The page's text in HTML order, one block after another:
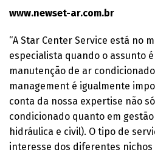
www.newset-ar.com.br
“A Star Center Service está no
especialista quando o assunto
manutenção de ar
management é igualmente
conta da nossa expertise não
condicionado quanto em
hidráulica e civil). O tipo de
interesse dos diferentes